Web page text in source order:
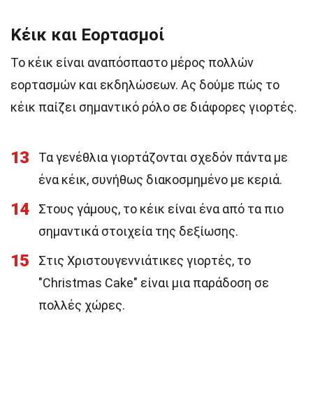
Κέικ και Εορτασμοί
Το κέικ είναι αναπόσπαστο μέρος πολλών
εορτασμών και εκδηλώσεων. Ας δούμε πώς το
κέικ παίζει σημαντικό ρόλο σε διάφορες γιορτές.
13
Τα γενέθλια γιορτάζονται σχεδόν πάντα με
ένα κέικ, συνήθως διακοσμημένο με κεριά.
14
Στους γάμους, το κέικ είναι ένα από τα πιο
σημαντικά στοιχεία της δεξίωσης.
15
Στις Χριστουγεννιάτικες γιορτές, το
"Christmas Cake" είναι μια παράδοση σε
πολλές χώρες.